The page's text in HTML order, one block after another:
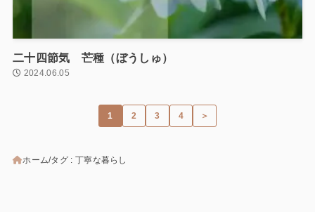
二十四節気 芒種（ぼうしゅ）
2024.06.05
1 2 3 4 ＞
ホーム タグ : 丁寧な暮らし